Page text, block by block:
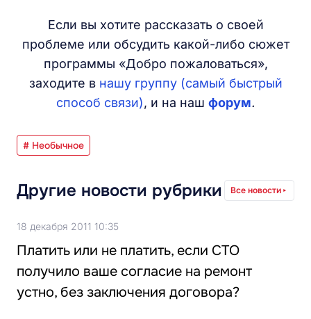
Если вы хотите рассказать о своей
проблеме или обсудить какой-либо сюжет
программы «Добро пожаловаться»,
заходите в нашу группу (самый быстрый
способ связи), и на наш форум.
# Необычное
Другие новости рубрики Все новости
18 декабря 2011 10:35
Платить или не платить, если СТО
получило ваше согласие на ремонт
устно, без заключения договора?